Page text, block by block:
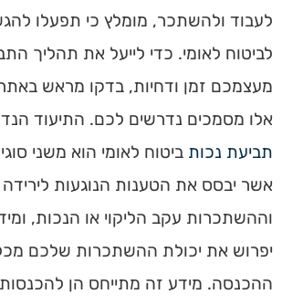
לעבוד ולהשתכר, מומלץ כי תפעלו
לביטוח לאומי. כדי לייעל את תהליך
מעצמכם זמן ודחיות, בדקו מראש
אלו מסמכים נדרשים לכם. התיעוד
תביעת נכות ביטוח לאומי הוא משני
אשר יבסס את הטענות הנוגעות
וההשתכרות עקב הליקוי או הנכות,
יפרוש את יכולת ההשתכרות שלכם
ההכנסה. מידע זה מתייחס הן להכנסות